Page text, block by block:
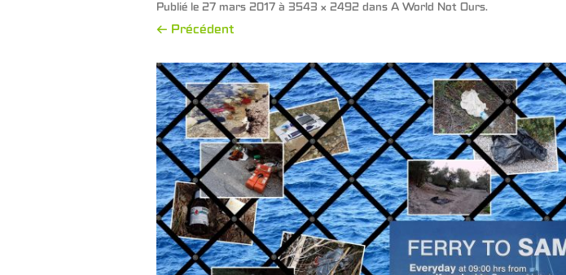
Publié le 27 mars 2017 à 3543 × 2492 dans A World Not Ours.
← Précédent